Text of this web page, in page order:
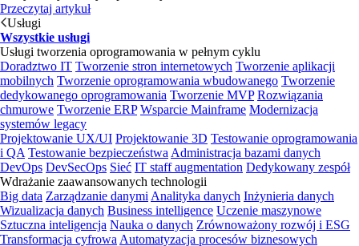
Przeczytaj artykuł
Usługi
Wszystkie usługi
Usługi tworzenia oprogramowania w pełnym cyklu
Doradztwo IT Tworzenie stron internetowych Tworzenie aplikacji
mobilnych Tworzenie oprogramowania wbudowanego Tworzenie
dedykowanego oprogramowania Tworzenie MVP Rozwiązania
chmurowe Tworzenie ERP Wsparcie Mainframe Modernizacja
systemów legacy
Projektowanie UX/UI Projektowanie 3D Testowanie oprogramowania
i QA Testowanie bezpieczeństwa Administracja bazami danych
DevOps DevSecOps Sieć IT staff augmentation Dedykowany zespół
Wdrażanie zaawansowanych technologii
Big data Zarządzanie danymi Analityka danych Inżynieria danych
Wizualizacja danych Business intelligence Uczenie maszynowe
Sztuczna inteligencja Nauka o danych Zrównoważony rozwój i ESG
Transformacja cyfrowa Automatyzacja procesów biznesowych